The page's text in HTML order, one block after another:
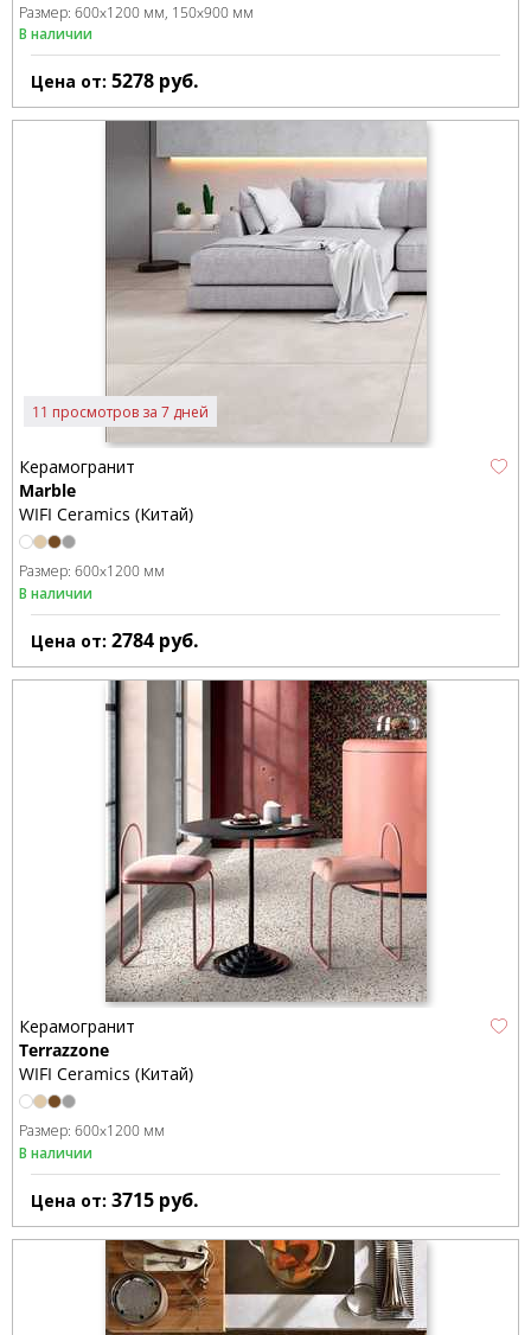
Размер: 600x1200 мм 150x900 мм
В наличии
Цена от: 5278 руб.
11 просмотров за 7 дней
Керамогранит
Marble
WIFI Ceramics (Китай)
Размер: 600x1200 мм
В наличии
Цена от: 2784 руб.
Керамогранит
Terrazzone
WIFI Ceramics (Китай)
Размер: 600x1200 мм
В наличии
Цена от: 3715 руб.